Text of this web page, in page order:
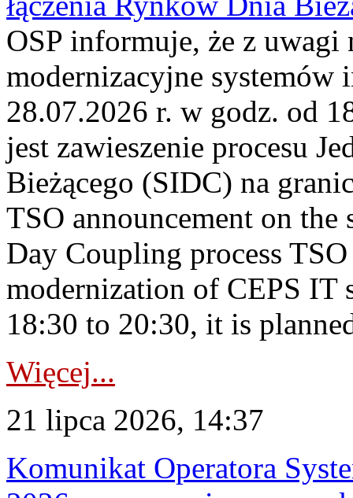
OSP informuje, że z uwagi
modernizacyjne
28.07.2026 r. w godz. od
jest zawieszenie procesu
Bieżącego (SIDC) na
TSO announcement on
Day Coupling process
modernization of CEPS IT
18:30 to 20:30, it is
Więcej...
21 lipca 2026, 14:37
Komunikat Operatora